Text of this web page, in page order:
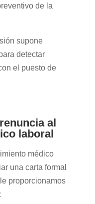
de la
supone
detectar
el puesto de
al
laboral
médico
una carta formal
proporcionamos